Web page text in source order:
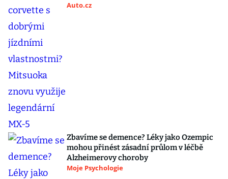
Auto.cz
Zbavíme se demence? Léky jako Ozempic
mohou přinést zásadní průlom v léčbě
Alzheimerovy choroby
Moje Psychologie